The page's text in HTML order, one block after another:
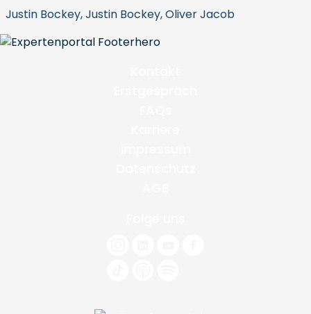
Justin Bockey, Justin Bockey, Oliver Jacob